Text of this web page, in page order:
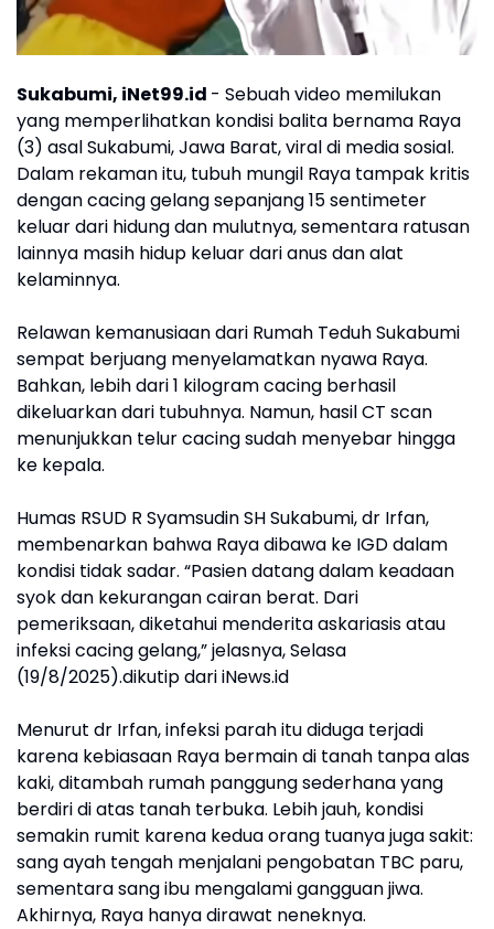
Sukabumi, iNet99.id - Sebuah video memilukan
yang memperlihatkan kondisi balita bernama Raya
(3) asal Sukabumi, Jawa Barat, viral di media sosial.
Dalam rekaman itu, tubuh mungil Raya tampak kritis
dengan cacing gelang sepanjang 15 sentimeter
keluar dari hidung dan mulutnya, sementara ratusan
lainnya masih hidup keluar dari anus dan alat
kelaminnya.
Relawan kemanusiaan dari Rumah Teduh Sukabumi
sempat berjuang menyelamatkan nyawa Raya.
Bahkan, lebih dari 1 kilogram cacing berhasil
dikeluarkan dari tubuhnya. Namun, hasil CT scan
menunjukkan telur cacing sudah menyebar hingga
ke kepala.
Humas RSUD R Syamsudin SH Sukabumi, dr Irfan,
membenarkan bahwa Raya dibawa ke IGD dalam
kondisi tidak sadar. “Pasien datang dalam keadaan
syok dan kekurangan cairan berat. Dari
pemeriksaan, diketahui menderita askariasis atau
infeksi cacing gelang,” jelasnya, Selasa
(19/8/2025).dikutip dari iNews.id
Menurut dr Irfan, infeksi parah itu diduga terjadi
karena kebiasaan Raya bermain di tanah tanpa alas
kaki, ditambah rumah panggung sederhana yang
berdiri di atas tanah terbuka. Lebih jauh, kondisi
semakin rumit karena kedua orang tuanya juga sakit:
sang ayah tengah menjalani pengobatan TBC paru,
sementara sang ibu mengalami gangguan jiwa.
Akhirnya, Raya hanya dirawat neneknya.